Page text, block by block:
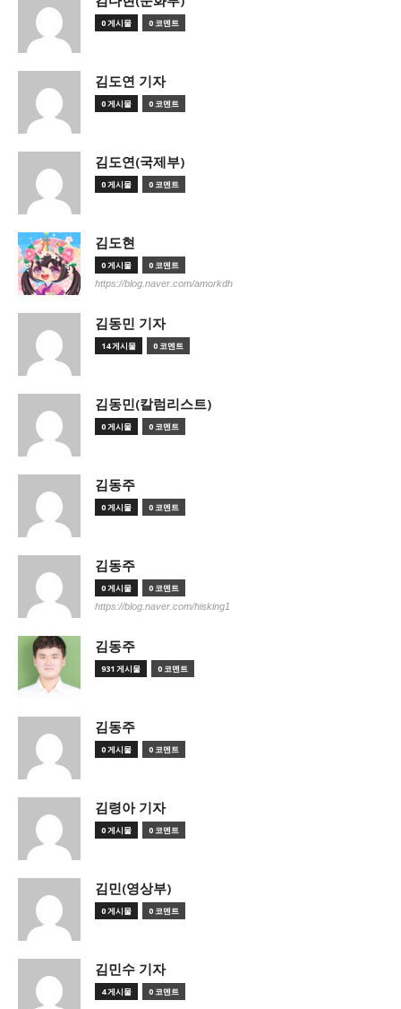
0 게시물 0 코멘트
김도연 기자
0 게시물 0 코멘트
김도연(국제부)
0 게시물 0 코멘트
김도현
0 게시물 0 코멘트
https://blog.naver.com/amorkdh
김동민 기자
14 게시물 0 코멘트
김동민(칼럼리스트)
0 게시물 0 코멘트
김동주
0 게시물 0 코멘트
김동주
0 게시물 0 코멘트
https://blog.naver.com/hisking1
김동주
931 게시물 0 코멘트
김동주
0 게시물 0 코멘트
김령아 기자
0 게시물 0 코멘트
김민(영상부)
0 게시물 0 코멘트
김민수 기자
4 게시물 0 코멘트